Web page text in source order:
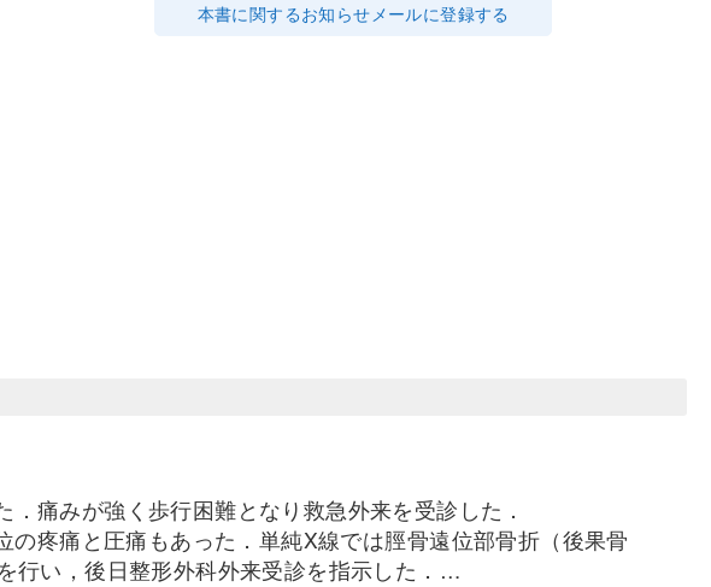
本書に関するお知らせメールに登録する
．痛みが強く歩行困難となり救急外来を受診した．
の疼痛と圧痛もあった．単純X線では脛骨遠位部骨折（後果骨
行い，後日整形外科外来受診を指示した．…